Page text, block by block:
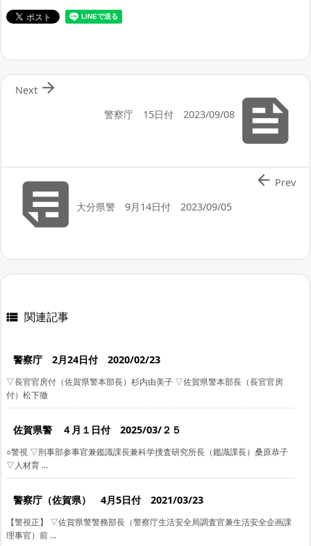

警察庁 15日付 2023/09/08

Next
 大分県警 9月14日付 2023/09/05
 Prev
 関連記事
警察庁 2月24日付 2020/02/23
▽長官官房付（佐賀県警本部長）杉内由美子 ▽佐賀県警本部長（長官官房
付）松下徹
佐賀県警 ４月１日付 2025/03/２５
○警視 ▽刑事部参事官兼鑑識課長兼科学捜査研究所長（鑑識課長）桑原恭子
▽人材育 ...
警察庁（佐賀県） 4月5日付 2021/03/23
【警視正】 ▽佐賀県警警務部長（警察庁生活安全局調査官兼生活安全企画課
理事官）前 ...